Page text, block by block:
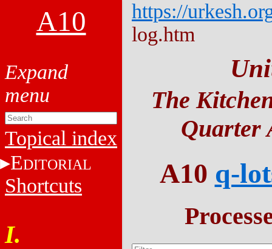
A10
Topical index
EDITORIAL
Shortcuts
I.
https://
log.htm
The
Quarter
A10 q-